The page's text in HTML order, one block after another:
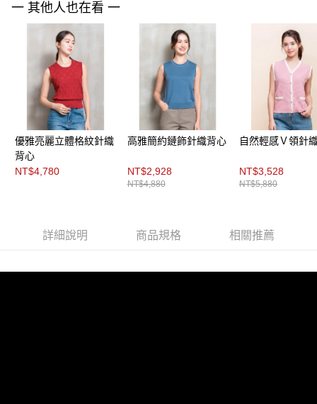
【注意事項】
１．透過由恩沛科技股份有限公司提供之「AFTEE先享後付」服務完成之交
易，需依本服務之必要範圍內提供個人資料，並將交易相關給付款項請求債
權轉讓予恩沛科技股份有限公司。
２．關於個人資料處理事宜，請瀏覽以下網址：
https://aftee.tw/terms/#terms3
３．未成年的使用者請事先徵得法定代理人或監護人之同意方可使用
「AFTEE先享後付」，若未經同意申辦者引起之損失，本公司不負相關責
４．使用「AFTEE先享後付」時，將依據個別帳號之用戶狀況，依本公司即
時審查核予不同之上限額度；若仍有額度不足之情形，本公司將視審查結果
請求用戶進行身份認證。
５．嚴禁一人註冊多個帳號或使用他人資訊註冊。若發現惡意使用之情形，
恩沛科技股份有限公司將有權停止該用戶之使用額度並採取法律行動。
黑貓宅配
每筆NT$90，滿NT$3,600(含以上)免運費
離島宅配 (蘭嶼恕不配送)
每筆NT$200，滿NT$8,000(含以上)免運費
付款後門市自取
免運費
一 其他人也在看 一
優雅亮麗立體格紋針織
背心
NT$4,780
高雅簡約鏈飾針織背心
NT$2,928
NT$4,880
自然輕感Ｖ領針
NT$3,528
NT$5,880
詳細說明 商品規格 相關推薦